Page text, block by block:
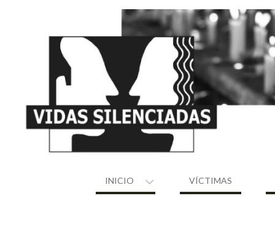
INICIO VÍCTIMAS